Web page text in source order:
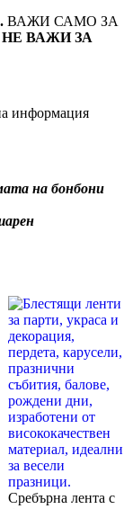
ВАЖИ САМО ЗА
НЕ ВАЖИ ЗА
информация
на бонбони
Сребърна лента с